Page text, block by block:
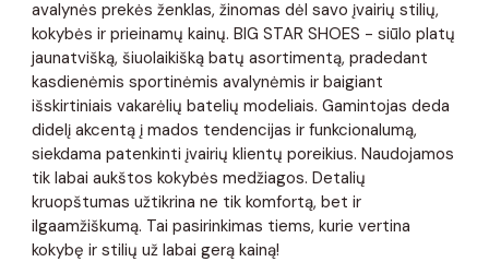
avalynės prekės ženklas, žinomas dėl savo įvairių stilių,
kokybės ir prieinamų kainų. BIG STAR SHOES - siūlo platų
jaunatvišką, šiuolaikišką batų asortimentą, pradedant
kasdienėmis sportinėmis avalynėmis ir baigiant
išskirtiniais vakarėlių batelių modeliais. Gamintojas deda
didelį akcentą į mados tendencijas ir funkcionalumą,
siekdama patenkinti įvairių klientų poreikius. Naudojamos
tik labai aukštos kokybės medžiagos. Detalių
kruopštumas užtikrina ne tik komfortą, bet ir
ilgaamžiškumą. Tai pasirinkimas tiems, kurie vertina
kokybę ir stilių už labai gerą kainą!